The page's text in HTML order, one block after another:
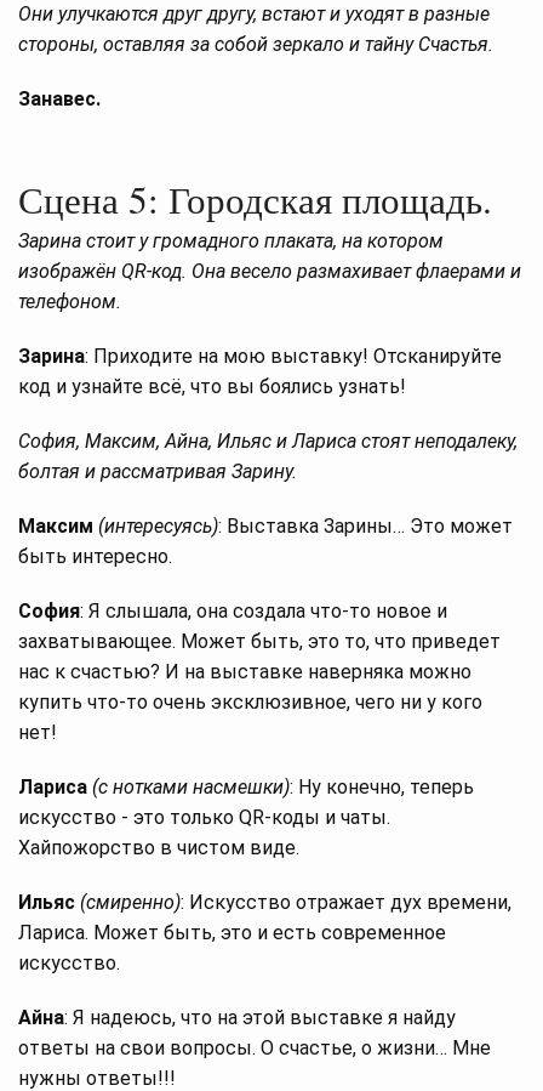
Они улучкаются друг другу, встают и уходят в разные
стороны, оставляя за собой зеркало и тайну Счастья.
Занавес.
Сцена 5: Городская площадь.
Зарина стоит у громадного плаката, на котором
изображён QR-код. Она весело размахивает флаерами и
телефоном.
Зарина: Приходите на мою выставку! Отсканируйте
код и узнайте всё, что вы боялись узнать!
София, Максим, Айна, Ильяс и Лариса стоят неподалеку,
болтая и рассматривая Зарину.
Максим (интересуясь): Выставка Зарины… Это может
быть интересно.
София: Я слышала, она создала что-то новое и
захватывающее. Может быть, это то, что приведет
нас к счастью? И на выставке наверняка можно
купить что-то очень эксклюзивное, чего ни у кого
нет!
Лариса (с нотками насмешки): Ну конечно, теперь
искусство - это только QR-коды и чаты.
Хайпожорство в чистом виде.
Ильяс (смиренно): Искусство отражает дух времени,
Лариса. Может быть, это и есть современное
искусство.
Айна: Я надеюсь, что на этой выставке я найду
ответы на свои вопросы. О счастье, о жизни… Мне
нужны ответы!!!